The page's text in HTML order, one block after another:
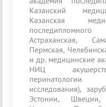
Казанский
Казанская
Астраханская,
Пермская,
и др. медицинские
НИЦ
исследования),
Эстонии,